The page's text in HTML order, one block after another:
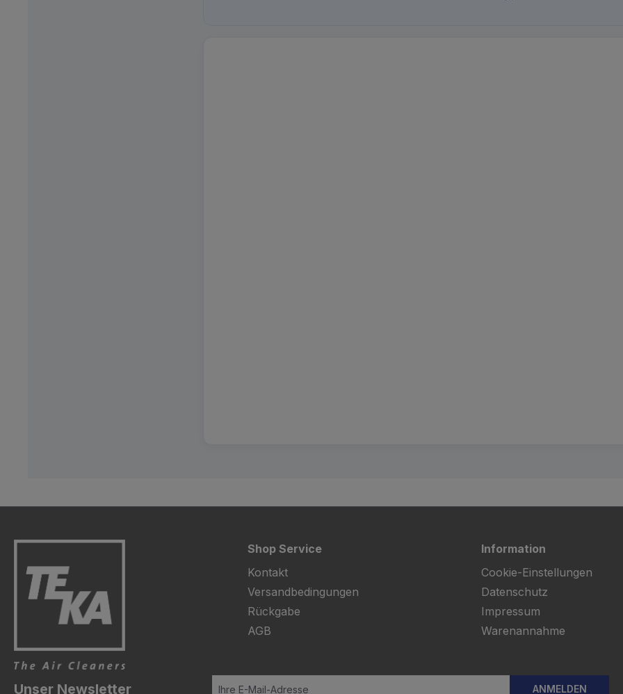
Shop Service
Kontakt
Versandbedingungen
Rückgabe
AGB
Information
Cookie-Einstellungen
Datenschutz
Impressum
Warenannahme
Unser Newsletter ANMELDEN